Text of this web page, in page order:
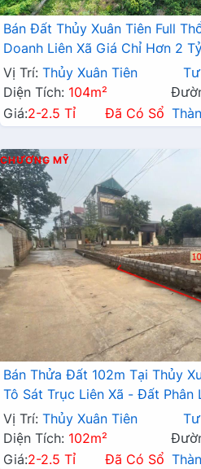
Bán Đất Thủy Xuân Tiên Full
Doanh Liên Xã Giá Chỉ Hơn 2 Tỷ
Vị Trí: Thủy Xuân Tiên
Diện Tích: 104m²
Giá:2-2.5 Tỉ Đã Có Sổ
CHƯƠNG MỸ
Bán Thửa Đất 102m Tại Thủy
Tô Sát Trục Liên Xã - Đất Phân
Vị Trí: Thủy Xuân Tiên
Diện Tích: 102m²
Giá:2-2.5 Tỉ Đã Có Sổ